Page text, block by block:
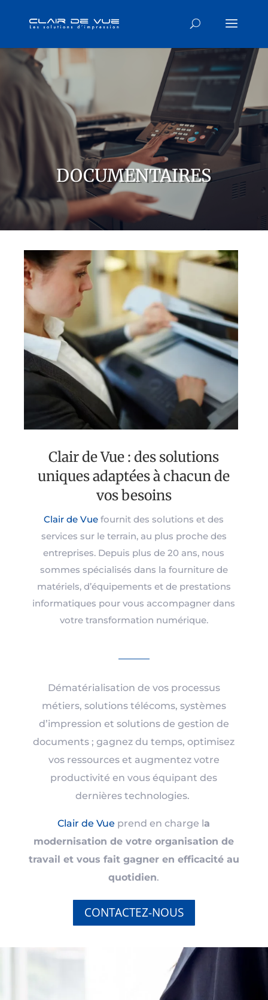
DOCUMENTAIRES
Clair de Vue : des solutions
uniques adaptées à chacun de
vos besoins
Clair de Vue fournit des solutions et des
services sur le terrain, au plus proche des
entreprises. Depuis plus de 20 ans, nous
sommes spécialisés dans la fourniture de
matériels, d’équipements et de prestations
informatiques pour vous accompagner dans
votre transformation numérique.
Dématérialisation de vos processus
métiers, solutions télécoms, systèmes
d’impression et solutions de gestion de
documents ; gagnez du temps, optimisez
vos ressources et augmentez votre
productivité en vous équipant des
dernières technologies.
Clair de Vue prend en charge la
modernisation de votre organisation de
travail et vous fait gagner en efficacité au
quotidien.
CONTACTEZ-NOUS